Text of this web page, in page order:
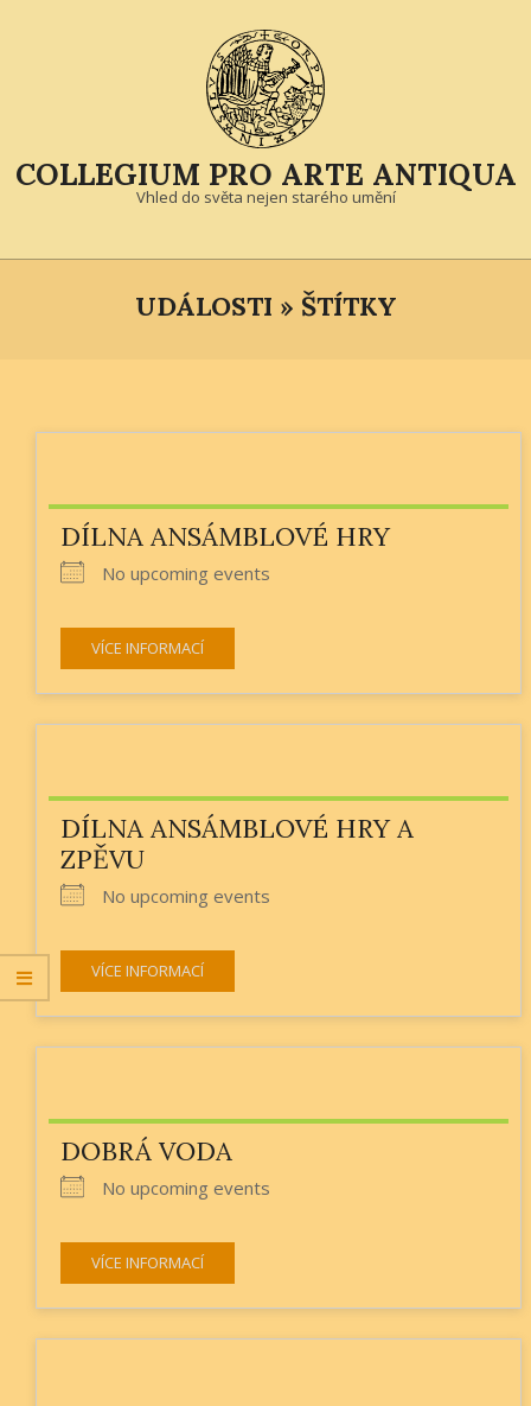
COLLEGIUM PRO ARTE ANTIQUA
Vhled do světa nejen starého umění
Primary
UDÁLOSTI » ŠTÍTKY
DÍLNA ANSÁMBLOVÉ HRY
No upcoming events
VÍCE INFORMACÍ
DÍLNA ANSÁMBLOVÉ HRY A
ZPĚVU
No upcoming events
VÍCE INFORMACÍ
DOBRÁ VODA
No upcoming events
VÍCE INFORMACÍ